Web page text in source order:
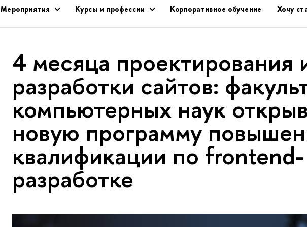
Мероприятия Курсы и профессии Корпоративное обучение
Хочу
4 месяца проектирования
разработки сайтов:
компьютерных наук
новую программу
квалификации по frontend-
разработке